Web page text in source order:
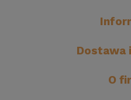
Dostawa
O